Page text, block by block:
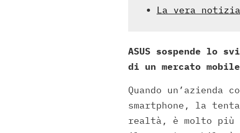
La vera
ASUS sospende lo
di un mercato
Quando un’azienda
smartphone, la
realtà, è molto più